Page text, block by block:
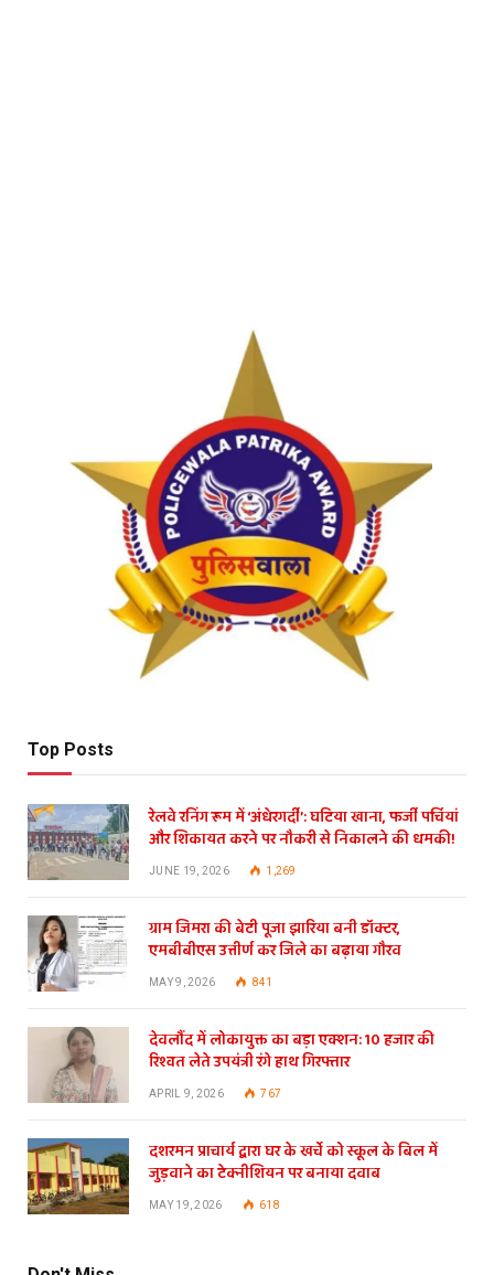
Top Posts
रेलवे रनिंग रूम में ‘अंधेरगर्दी’: घटिया खाना, फर्जी पर्चियां
और शिकायत करने पर नौकरी से निकालने की धमकी!
JUNE 19, 2026 1,269
ग्राम जिमरा की बेटी पूजा झारिया बनी डॉक्टर,
एमबीबीएस उत्तीर्ण कर जिले का बढ़ाया गौरव
MAY 9, 2026 841
देवलौंद में लोकायुक्त का बड़ा एक्शन: 10 हजार की
रिश्वत लेते उपयंत्री रंगे हाथ गिरफ्तार
APRIL 9, 2026 767
दशरमन प्राचार्य द्वारा घर के खर्चे को स्कूल के बिल में
जुड़वाने का टेक्नीशियन पर बनाया दवाब
MAY 19, 2026 618